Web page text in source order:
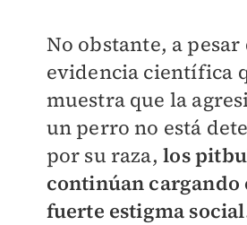
No obstante, a pesar
evidencia científica
muestra que la
un perro no está
por su raza,los
continúan cargando
fuerte estigma